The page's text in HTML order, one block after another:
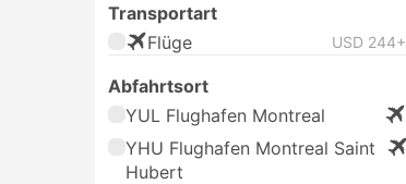
Transportart
Flüge
USD 244+
Abfahrtsort
YUL Flughafen Montreal
YHU Flughafen Montreal Saint
Hubert